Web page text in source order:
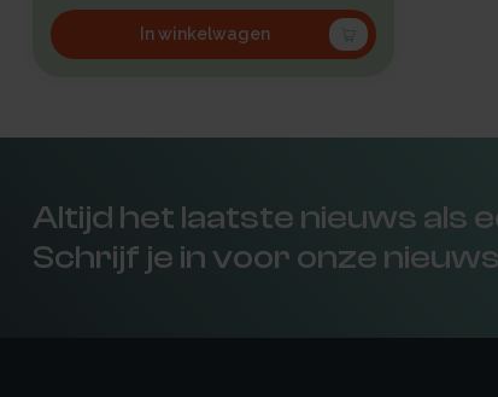
In winkelwagen
Altijd het laatste nieuws als
Schrijf je in voor onze